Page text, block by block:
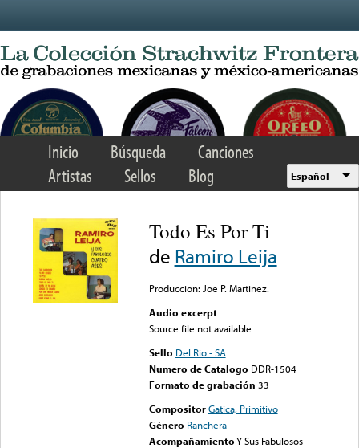
Inicio Búsqueda
Canciones
Artistas
Sellos Blog Español
Todo Es Por Ti
de Ramiro Leija
Produccion: Joe P. Martinez.
Audio excerpt
Source file not available
Sello Del Rio - SA
Numero de Catalogo DDR-1504
Formato de grabación 33
Compositor Gatica, Primitivo
Género Ranchera
AcompañamientoY Sus Fabulosos